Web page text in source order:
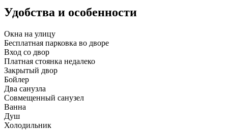
Удобства и особенности
Окна на улицу
Бесплатная парковка во дворе
Вход со двор
Платная стоянка недалеко
Закрытый двор
Бойлер
Два санузла
Совмещенный санузел
Ванна
Душ
Холодильник